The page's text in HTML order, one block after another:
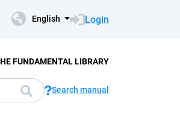
English Login
FUNDAMENTAL LIBRARY
Search manual